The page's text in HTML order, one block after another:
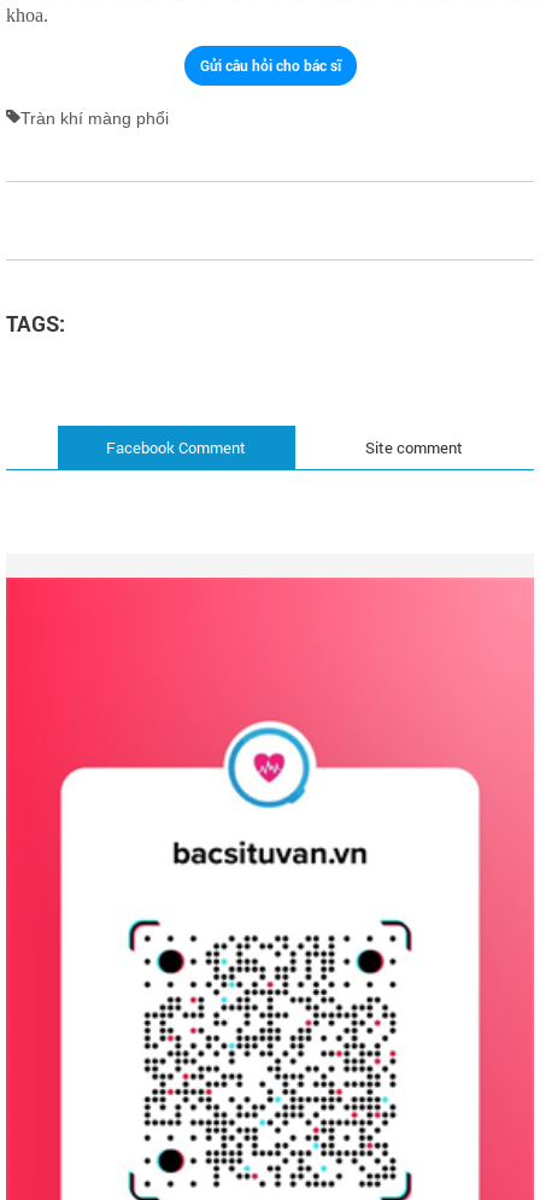
khoa.
Gửi câu hỏi cho bác sĩ
Tràn khí màng phổi
TAGS:
Site comment
Facebook Comment